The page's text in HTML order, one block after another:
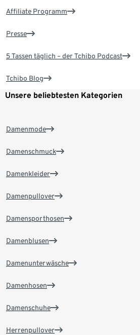
Affiliate Programm
Presse
5 Tassen täglich – der Tchibo Podcast
Tchibo Blog
Unsere beliebtesten Kategorien
Damenmode
Damenschmuck
Damenkleider
Damenpullover
Damensporthosen
Damenblusen
Damenunterwäsche
Damenhosen
Damenschuhe
Herrenpullover